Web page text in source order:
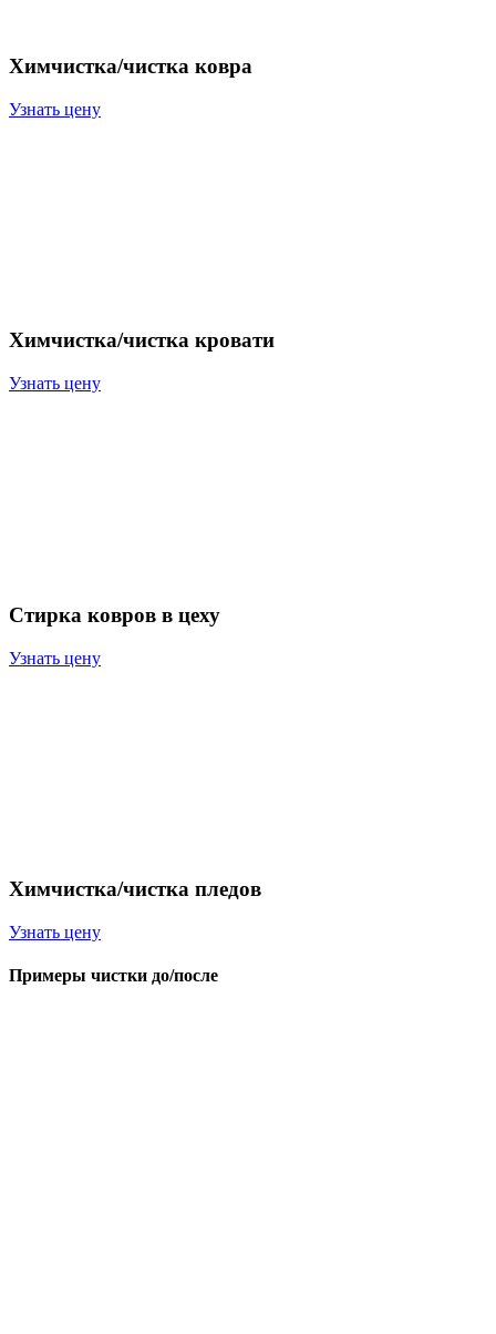
Химчистка/чистка ковра
Узнать цену
Химчистка/чистка кровати
Узнать цену
Стирка ковров в цеху
Узнать цену
Химчистка/чистка пледов
Узнать цену
Примеры чистки до/после